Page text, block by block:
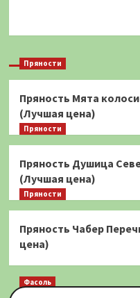
Пряности
Пряность Мята
(Лучшая цена)
Пряности
Пряность Душица
(Лучшая цена)
Пряности
Пряность Чабер
цена)
Фасоль